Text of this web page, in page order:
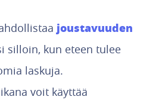
joustavuuden
silloin, kun eteen tulee
laskuja.
voit käyttää